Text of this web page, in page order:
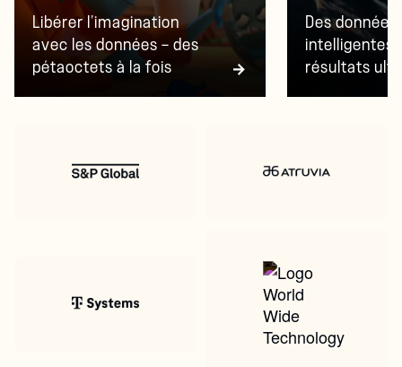
Libérer l’imagination
avec les données — des
pétaoctets à la fois
Des données
intelligentes
résultats